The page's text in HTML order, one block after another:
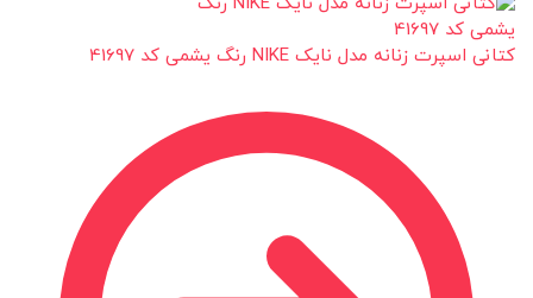
کتانی اسپرت زنانه مدل نایک NIKE رنگ یشمی کد 41697